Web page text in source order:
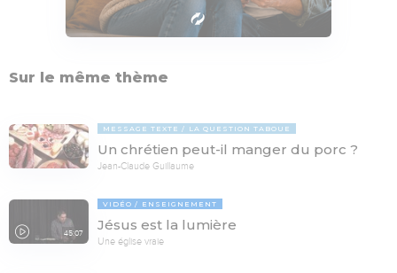
Sur le même thème
MESSAGE TEXTE LA QUESTION TABOUE
Un chrétien peut-il manger du porc ?
Jean-Claude Guillaume
45:07
VIDÉO ENSEIGNEMENT
Jésus est la lumière
Une église vraie